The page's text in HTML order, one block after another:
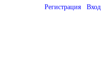
Регистрация Вход